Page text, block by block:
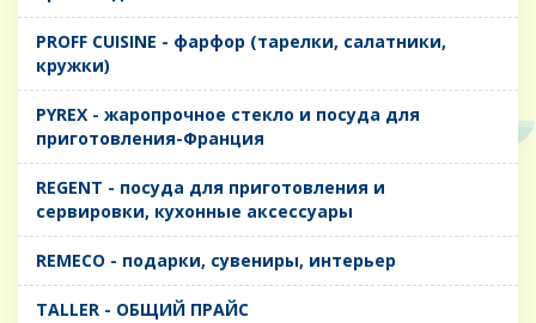
PROFF CUISINE - фарфор (тарелки, салатники,
кружки)
PYREX - жаропрочное стекло и посуда для
приготовления-Франция
REGENT - посуда для приготовления и
сервировки, кухонные аксессуары
REMECO - подарки, сувениры, интерьер
TALLER - ОБЩИЙ ПРАЙС